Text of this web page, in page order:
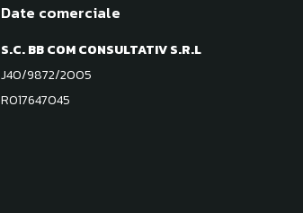
Date comerciale
S.C. BB COM CONSULTATIV S.R.L
J40/9872/2005
RO17647045